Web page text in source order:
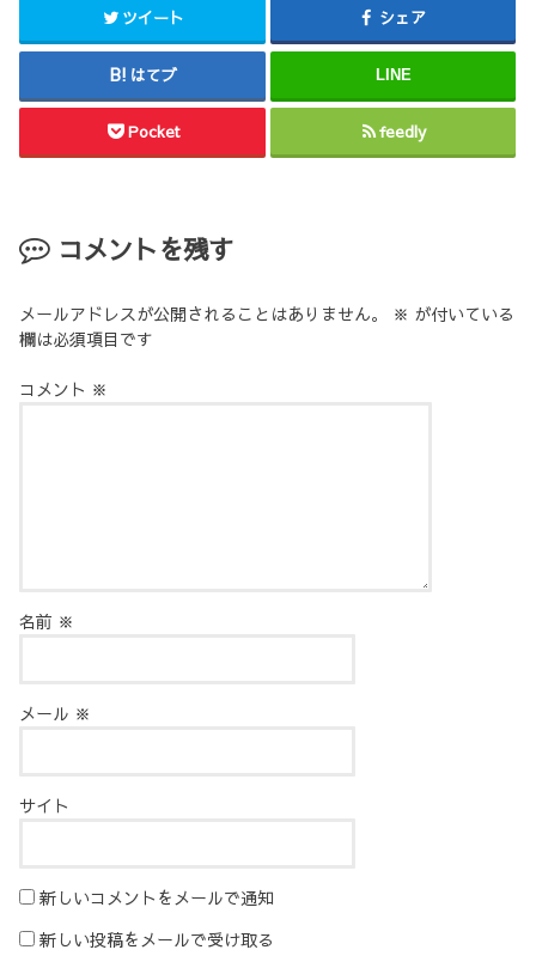
ツイート シェア
はてブ LINE
Pocket feedly
コメントを残す
メールアドレスが公開されることはありません。 ※ が付いている
欄は必須項目です
コメント ※
名前 ※
メール ※
サイト
新しいコメントをメールで通知
新しい投稿をメールで受け取る